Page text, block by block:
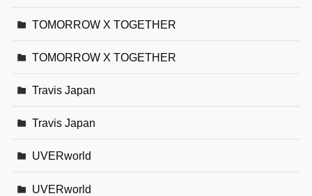
TOMORROW X TOGETHER
TOMORROW X TOGETHER
Travis Japan
Travis Japan
UVERworld
UVERworld